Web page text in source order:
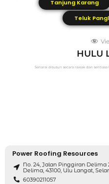
Tanjung Karang
Teluk
HULU
Senarai disusun secara rawak dan
Power Roofing Resources
No. 24, Jalan Pinggiran Delima
Delima, 43100, Ulu Langat,
60390211057